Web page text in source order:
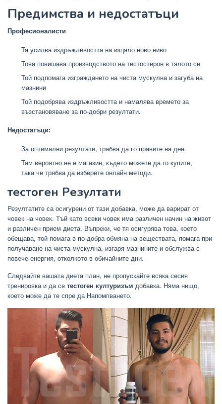
Предимства и недостатъци
Професионалисти
Тя усилва издръжливостта на изцяло ново ниво
Това повишава производството на тестостерон в тялото си
Той подпомага изграждането на чиста мускулна и загуба на
мазнини
Той подобрява издръжливостта и намалява времето за
възстановяване за по-добри резултати.
Недостатъци:
За оптимални резултати, трябва да го правите на ден.
Там вероятно не е магазин, където можете да го купите,
така че трябва да изберете онлайн методи.
тестоген Резултати
Резултатите са осигурени от тази добавка, може да варират от
човек на човек. Тъй като всеки човек има различен начин на живот
и различен прием диета. Въпреки, че тя осигурява това, което
обещава, той помага в по-добра обмяна на веществата, помага при
получаване на чиста мускулна, изгаря мазнините и обслужва с
повече енергия, отколкото в обичайните дни.
Следвайте вашата диета план, не пропускайте всяка сесия
тренировка и да се тестоген културизъм добавка. Няма нищо,
което може да те спре да Напомпването.